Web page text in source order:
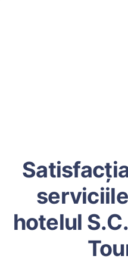
hotelul